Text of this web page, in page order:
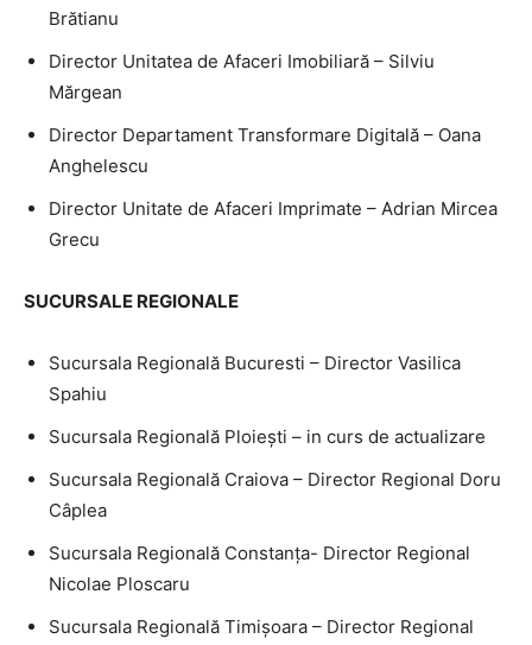
Brătianu
Director Unitatea de Afaceri Imobiliară – Silviu
Mărgean
Director Departament Transformare Digitală – Oana
Anghelescu
Director Unitate de Afaceri Imprimate – Adrian Mircea
Grecu
SUCURSALE REGIONALE
Sucursala Regională Bucuresti – Director Vasilica
Spahiu
Sucursala Regională Ploieşti – in curs de actualizare
Sucursala Regională Craiova – Director Regional Doru
Câplea
Sucursala Regională Constanţa- Director Regional
Nicolae Ploscaru
Sucursala Regională Timişoara – Director Regional